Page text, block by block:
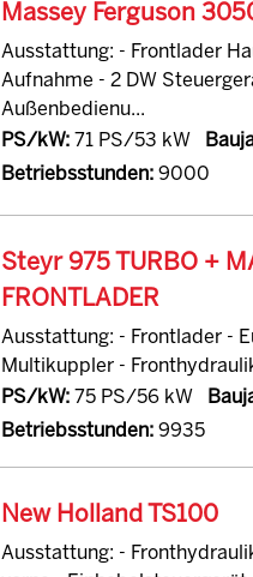
Massey Ferguson
Ausstattung: - Frontlader
Aufnahme - 2 DW
Außenbedienu...
PS/kW:71 PS/53 kW
Betriebsstunden:9000
Steyr 975 TURBO +
FRONTLADER
Ausstattung: - Frontlader -
Multikuppler -
PS/kW:75 PS/56 kW
Betriebsstunden:9935
New Holland TS100
Ausstattung: -